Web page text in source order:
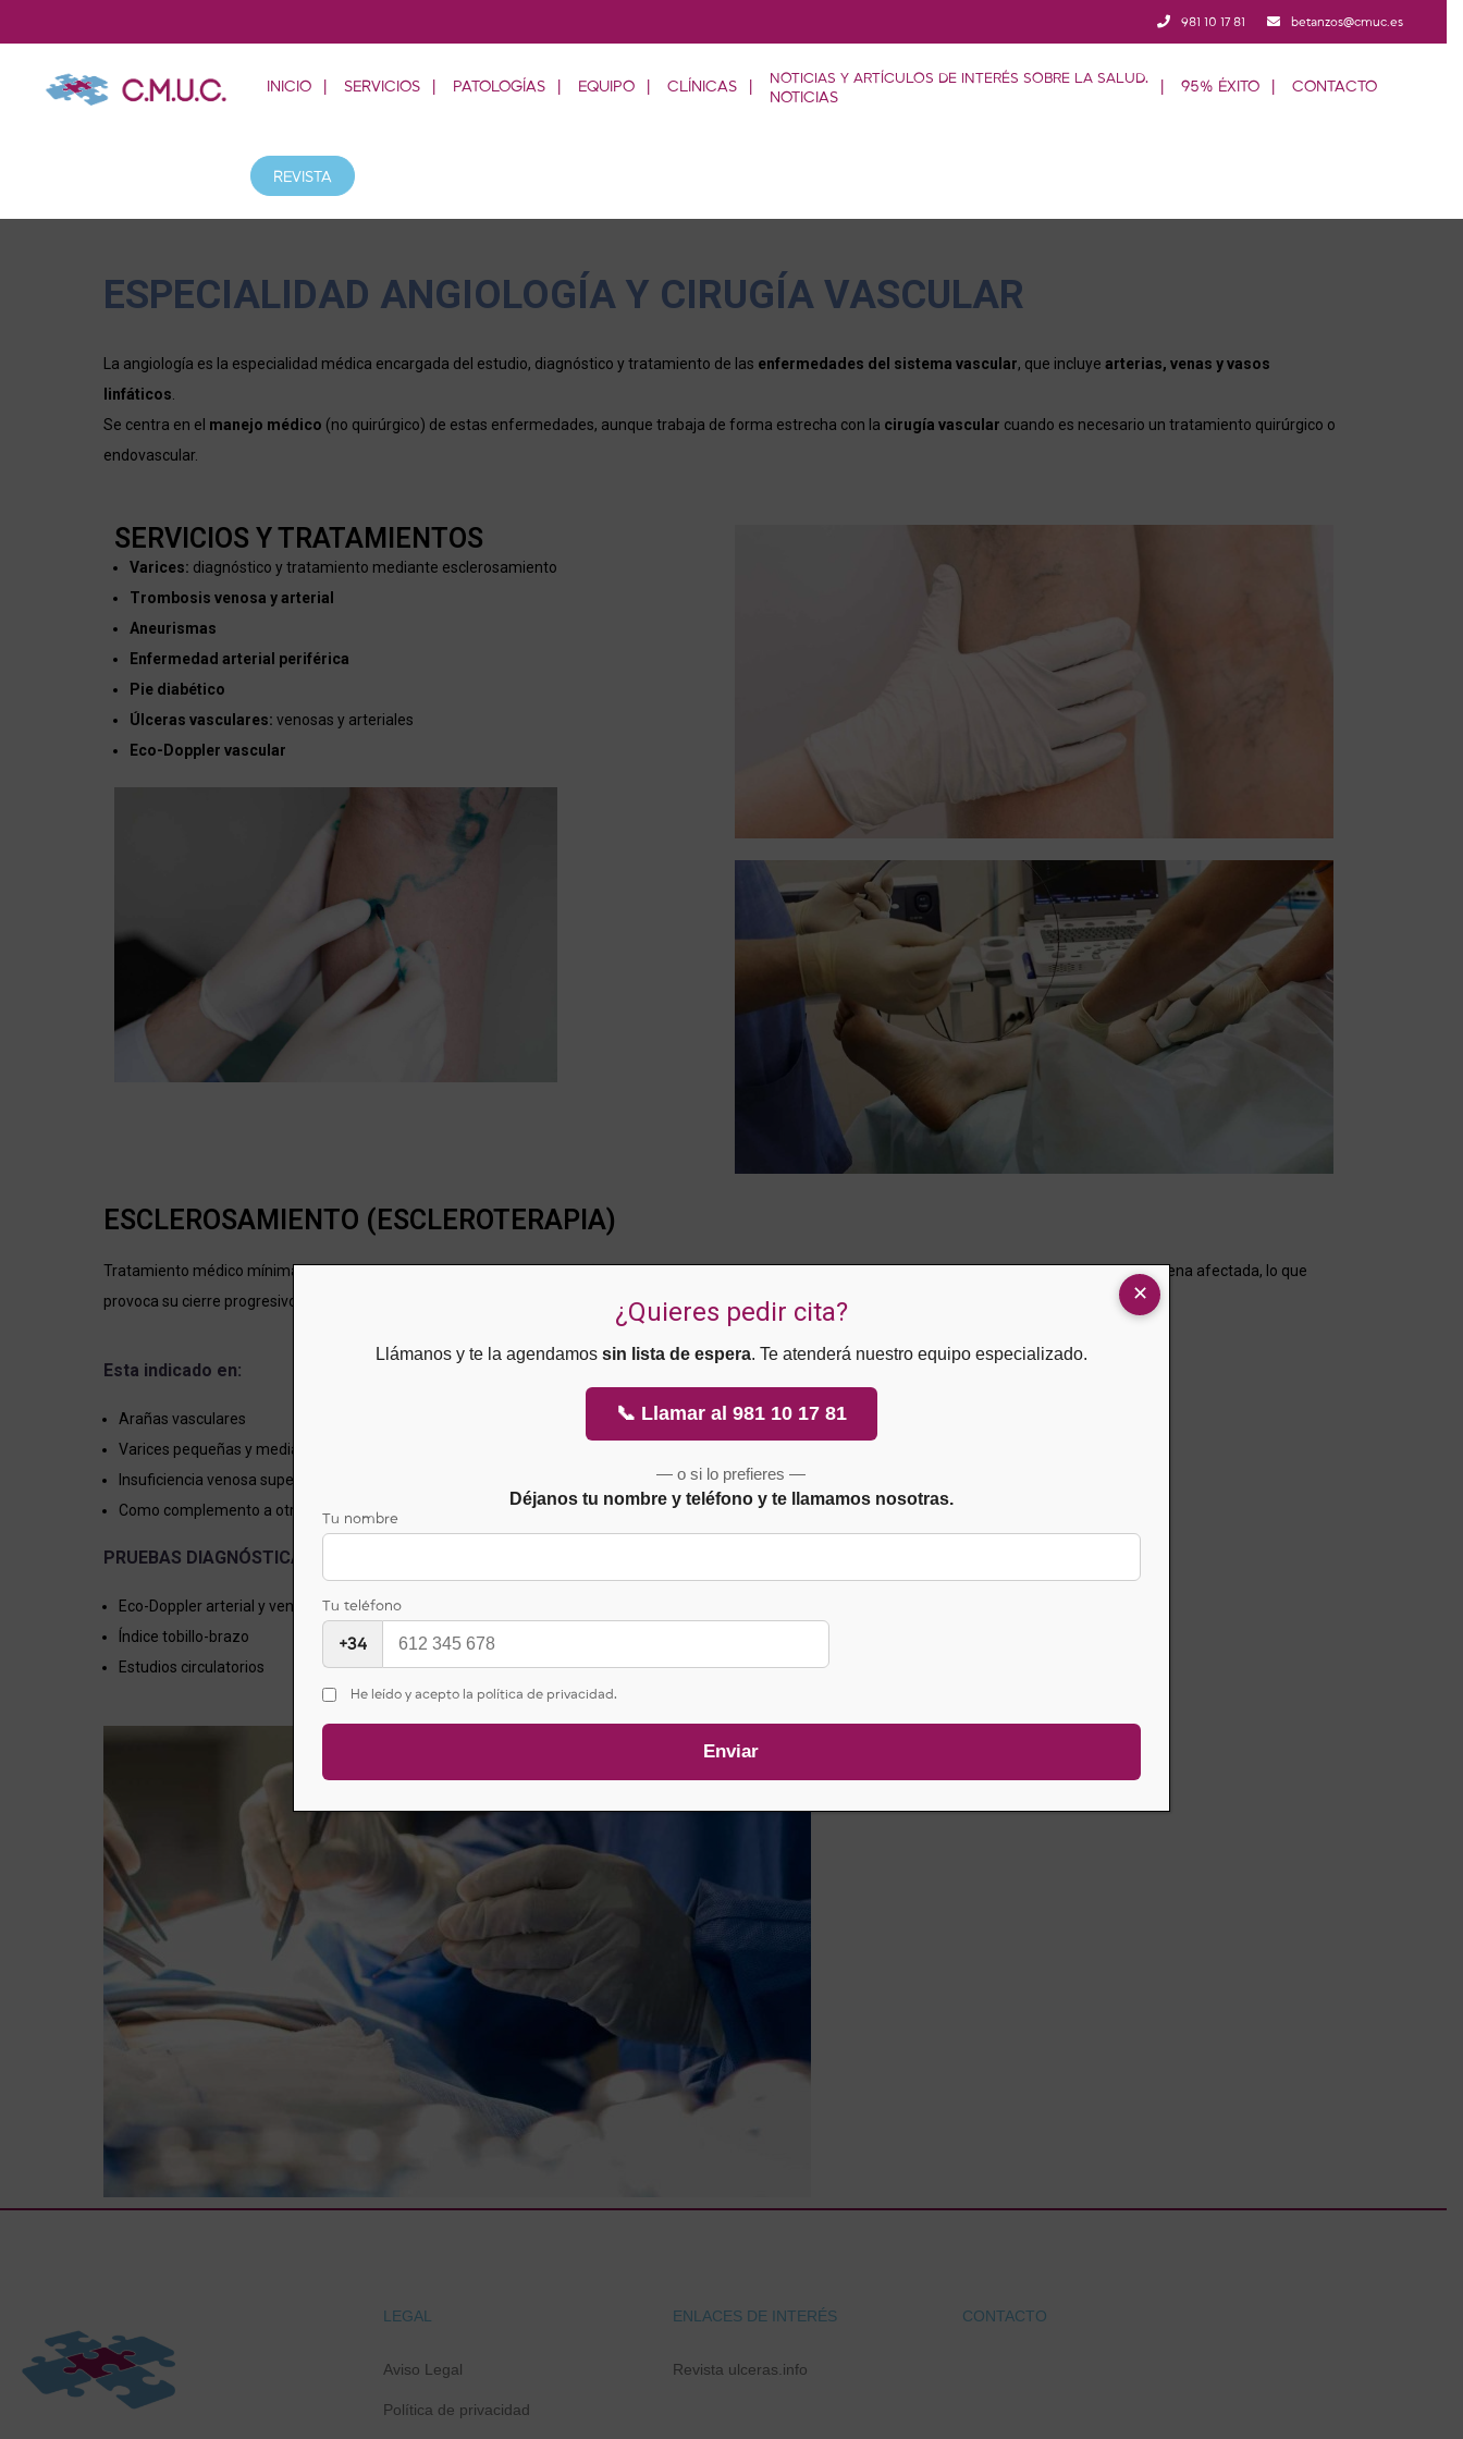
betanzos@cmuc.es
981 10 17 81
INICIO SERVICIOS PATOLOGÍAS EQUIPO CLÍNICAS
NOTICIAS
95% ÉXITO CONTACTO
REVISTA
ESPECIALIDAD ANGIOLOGÍA Y CIRUGÍA VASCULAR
La angiología es la especialidad médica encargada del estudio, diagnóstico y tratamiento de las enfermedades del sistema vascular, que incluye arterias, venas y vasos
linfáticos
Se centra en el manejo médico (no quirúrgico) de estas enfermedades, aunque trabaja de forma estrecha con la cirugía vascular cuando es necesario un tratamiento quirúrgico o
endovascular.
SERVICIOS Y TRATAMIENTOS
Varices: diagnóstico y tratamiento mediante esclerosamiento
Trombosis venosa y arterial
Aneurismas
Enfermedad arterial periférica
Pie diabético
Úlceras vasculares: venosas y arteriales
Eco-Doppler vascular
ESCLEROSAMIENTO (ESCLEROTERAPIA)
Tratamiento médico mínimamente invasivo para eliminar varices y arañas vasculares. Consiste en la inyección de una sustancia esclerosante dentro de la vena afectada, lo que
provoca su cierre progresivo y posterior reabsorción por el organismo.
Esta indicado en:
Arañas vasculares
Varices pequeñas y medianas
Insuficiencia venosa superficial
Como complemento a otros tratamientos venosos
PRUEBAS DIAGNÓSTICAS
Eco-Doppler arterial y venoso
Índice tobillo-brazo
Estudios circulatorios
LEGAL
Aviso Legal
Política de privacidad
ENLACES DE INTERÉS
Revista ulceras.info
CONTACTO
¿Quieres pedir cita?
Llámanos y te la agendamos sin lista de espera. Te atenderá nuestro equipo especializado.
📞 Llamar al 981 10 17 81
— o si lo prefieres —
Déjanos tu nombre y teléfono y te llamamos nosotras.
Tu nombre
Tu teléfono
+34
He leído y acepto la política de privacidad.